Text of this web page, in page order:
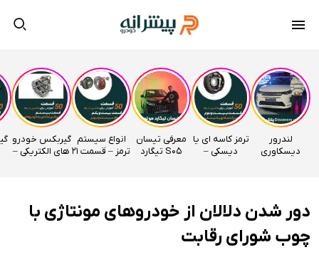
لندرور
دیسکاوری
ترمز کاسه ای یا
دیسکی –
معرفی تیسان
S05 تیگارد
انواع سیستم
ترمز – قسمت 21
گیربکس خودرو
های الکتریکی –
دور شدن دلالان از خودروهای مونتاژی با
چوب شورای رقابت